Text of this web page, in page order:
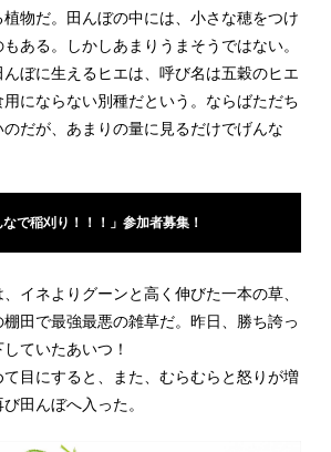
植物だ。田んぼの中には、小さな穂をつけ
ある。しかしあまりうまそうではない。
ぼに生えるヒエは、呼び名は五穀のヒエ
にならない別種だという。ならばただち
だが、あまりの量に見るだけでげんな
なで稲刈り！！！」参加者募集！
イネよりグーンと高く伸びた一本の草、
田で最強最悪の雑草だ。昨日、勝ち誇っ
ていたあいつ！
目にすると、また、むらむらと怒りが増
田んぼへ入った。